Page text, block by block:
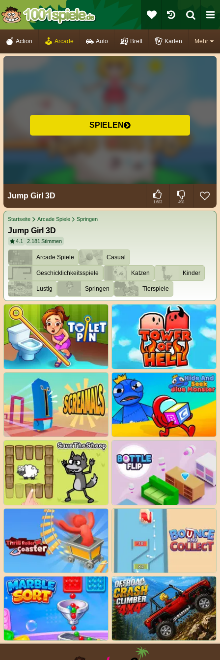
Mehr
Action Arcade Auto Brett Karten
SPIELEN
Jump Girl 3D
1.683 498
Startseite Arcade Spiele Springen
Jump Girl 3D
4.1 2.181Stimmen
Arcade Spiele Casual
Geschicklichkeitsspiele Katzen Kinder
Lustig Springen Tierspiele